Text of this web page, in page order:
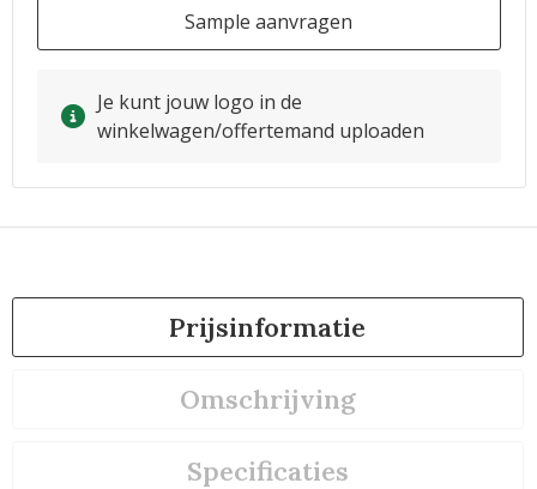
Sample aanvragen
Je kunt jouw logo in de
winkelwagen/offertemand uploaden
Prijsinformatie
Omschrijving
Specificaties